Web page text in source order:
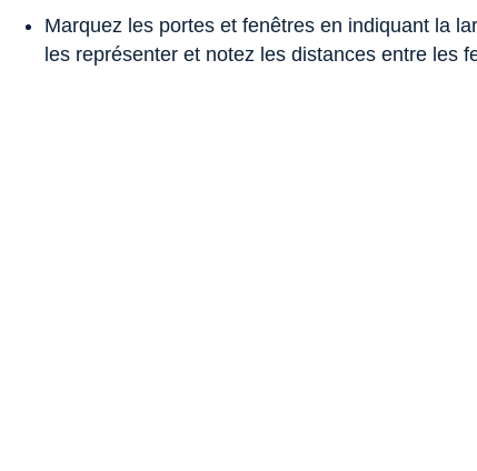
Marquez les portes et fenêtres en indiquant la
les représenter et notez les distances entre les